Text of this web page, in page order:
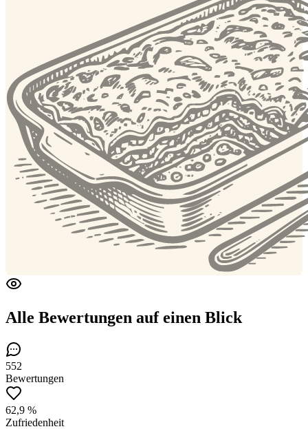
Alle Bewertungen auf einen Blick
552
Bewertungen
62,9 %
Zufriedenheit